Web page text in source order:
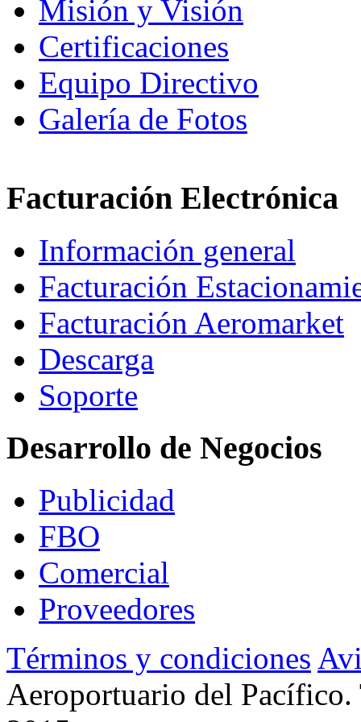
Misión y Visión
Certificaciones
Equipo Directivo
Galería de Fotos
Facturación Electrónica
Información general
Facturación
Facturación Aeromarket
Descarga
Soporte
Desarrollo de Negocios
Publicidad
FBO
Comercial
Proveedores
Términos y condiciones
Aeroportuario del Pacífico.